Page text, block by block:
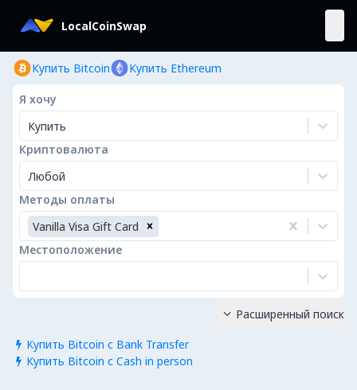
LocalCoinSwap
Купить Bitcoin Купить Ethereum
Я хочу
Купить
Криптовалюта
Любой
Методы оплаты
Vanilla Visa Gift Card
Местоположение
 Купить Bitcoin с Bank Transfer
 Купить Bitcoin с Cash in person
 Расширенный поиск